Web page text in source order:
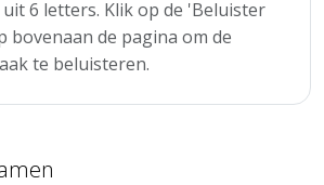
6 letters. Klik op de 'Beluister
bovenaan de pagina om de
te beluisteren.